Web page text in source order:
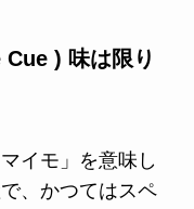
) 味は限り
イモ」を意味し
、かつてはスペ